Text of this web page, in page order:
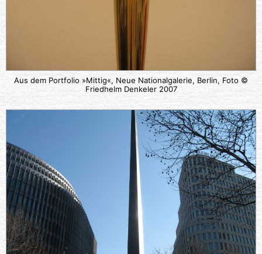
Aus dem Portfolio »Mittig«, Neue Nationalgalerie, Berlin, Foto ©
Friedhelm Denkeler 2007